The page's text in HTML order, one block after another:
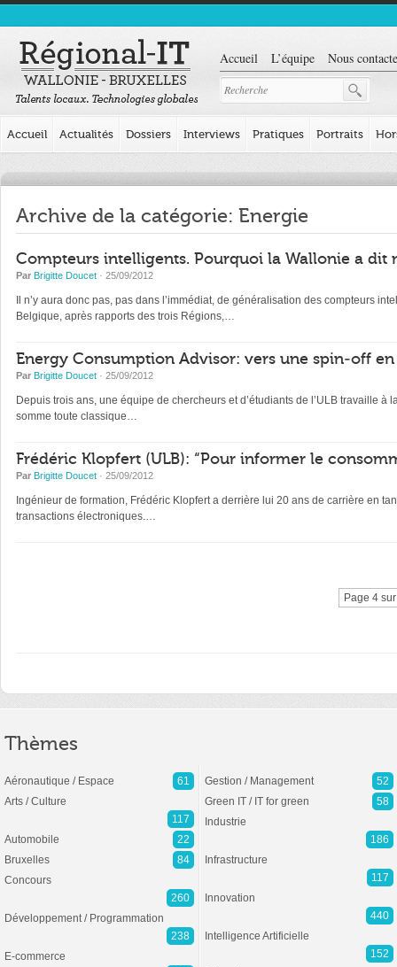
Accueil L’équipe Nous
Accueil Actualités Dossiers Interviews Pratiques Portraits
Archive de la catégorie: Energie
Compteurs intelligents. Pourquoi la Wallonie a dit
Par Brigitte Doucet · 25/09/2012
Il n’y aura donc pas, pas dans l’immédiat, de généralisation des compteurs
Belgique, après rapports des trois Régions,…
Energy Consumption Advisor: vers une spin-off en
Par Brigitte Doucet · 25/09/2012
Depuis trois ans, une équipe de chercheurs et d’étudiants de l’ULB travaille
somme toute classique…
Frédéric Klopfert (ULB): “Pour informer le
Par Brigitte Doucet · 25/09/2012
Ingénieur de formation, Frédéric Klopfert a derrière lui 20 ans de carrière en
transactions électroniques.…
Page 4
Thèmes
Aéronautique / Espace
61
Arts / Culture
117
Automobile
22
Bruxelles
84
Concours
260
Développement / Programmation
238
E-commerce
Gestion / Management
52
Green IT / IT for green
58
Industrie
186
Infrastructure
117
Innovation
440
Intelligence Artificielle
152